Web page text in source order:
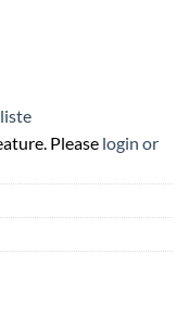
Please login or